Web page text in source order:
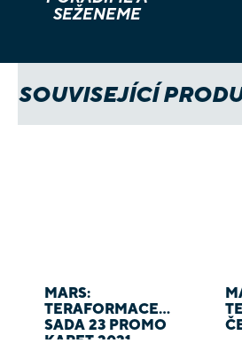
SEŽENEME
SOUVISEJÍCÍ
MARS:
TERAFORMACE -
SADA 23 PROMO
KARET 2021